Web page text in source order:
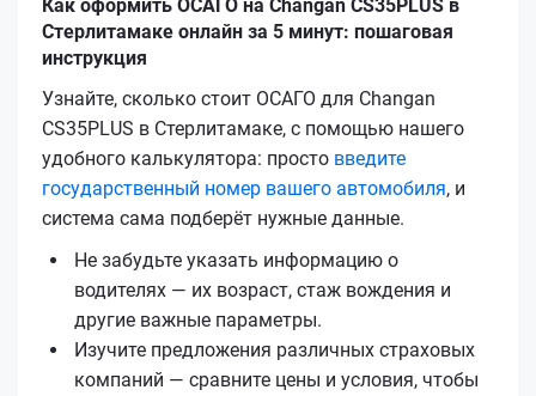
Как оформить ОСАГО на Changan CS35PLUS в
Стерлитамаке онлайн за 5 минут: пошаговая
инструкция
Узнайте, сколько стоит ОСАГО для Changan
CS35PLUS в Стерлитамаке, с помощью нашего
удобного калькулятора: просто введите
государственный номер вашего автомобиля, и
система сама подберёт нужные данные.
Не забудьте указать информацию о
водителях — их возраст, стаж вождения и
другие важные параметры.
Изучите предложения различных страховых
компаний — сравните цены и условия, чтобы